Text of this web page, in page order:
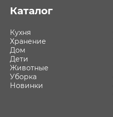
Каталог
Кухня
Хранение
Дом
Дети
Животные
Уборка
Новинки